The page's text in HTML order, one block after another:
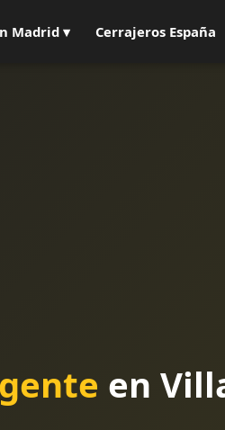
Madrid ▾ Cerrajeros España
en